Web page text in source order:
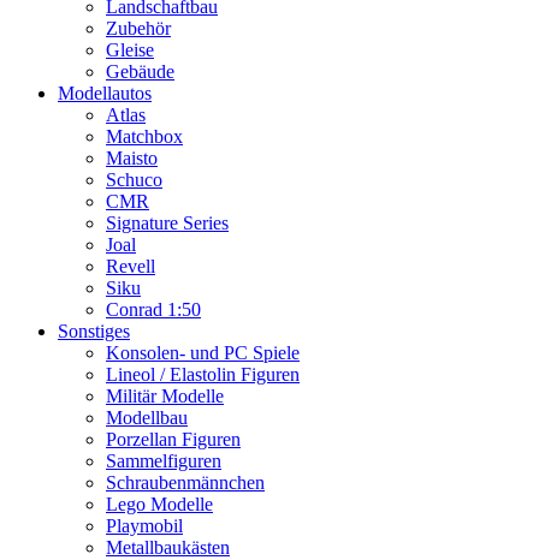
Landschaftbau
Zubehör
Gleise
Gebäude
Modellautos
Atlas
Matchbox
Maisto
Schuco
CMR
Signature Series
Joal
Revell
Siku
Conrad 1:50
Sonstiges
Konsolen- und PC Spiele
Lineol / Elastolin Figuren
Militär Modelle
Modellbau
Porzellan Figuren
Sammelfiguren
Schraubenmännchen
Lego Modelle
Playmobil
Metallbaukästen